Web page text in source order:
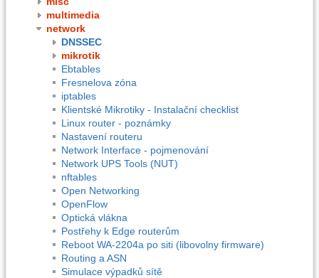
multimedia
network
DNSSEC
mikrotik
Ebtables
Fresnelova zóna
iptables
Klientské Mikrotiky - Instalační checklist
Linux router - poznámky
Nastavení routeru
Network Interface - pojmenování
Network UPS Tools (NUT)
nftables
Open Networking
OpenFlow
Optická vlákna
Postřehy k Edge routerům
Reboot WA-2204a po siti (libovolny firmware)
Routing a ASN
Simulace výpadků sítě